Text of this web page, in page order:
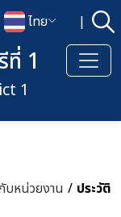
บไซต์
เปลี่ยนภาษา
ไทย | ค้
ค้นหาข้อมูลหลักของเ
ที่ 1
1
บหน่วยงาน / ประวัติ